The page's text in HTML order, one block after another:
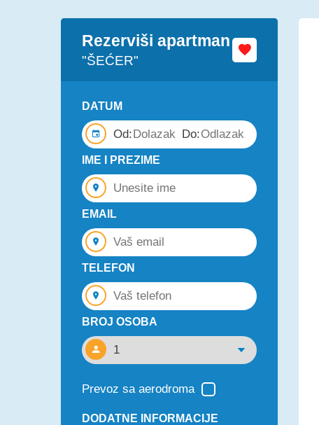
Rezerviši apartman
"ŠEĆER"
DATUM
Od: Do:
IME I PREZIME
EMAIL
TELEFON
BROJ OSOBA
Prevoz sa aerodroma
DODATNE INFORMACIJE